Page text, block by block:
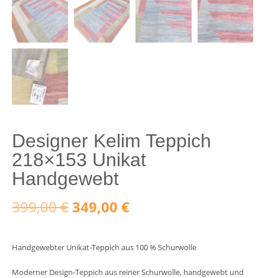
Designer Kelim Teppich
218×153 Unikat
Handgewebt
399,00€ Ursprünglicher
war:
349,00 €Aktueller
ist:
Handgewebter Unikat-Teppich aus 100 % Schurwolle
Moderner Design-Teppich aus reiner Schurwolle, handgewebt und